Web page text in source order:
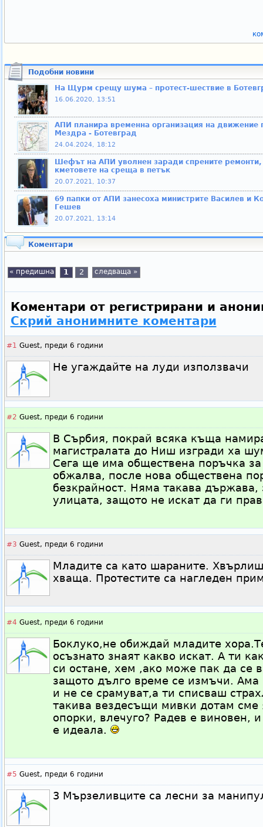
Подобни новини
На Щурм срещу шума – протест-шествие в
16.06.2020, 13:51
АПИ планира временна организация на движение
Мездра - Ботевград
24.04.2024, 18:12
Шефът на АПИ уволнен заради спрените
кметовете на среща в петък
20.07.2021, 10:37
69 папки от АПИ занесоха министрите Василев и
Гешев
20.07.2021, 13:14
Коментари
« предишна 1 2 следваща »
Коментари от регистрирани и
Скрий анонимните коментари
#1 Guest, преди 6 години
Не угаждайте на луди използвачи
#2 Guest, преди 6 години
В Сърбия, покрай всяка къща
магистралата до Ниш изгради ха
Сега ще има обществена поръчка
обжалва, после нова обществена
безкрайност. Няма такава държава,
улицата, защото не искат да ги
#3 Guest, преди 6 години
Младите са като шараните.
хваща. Протестите са нагледен
#4 Guest, преди 6 години
Боклуко,не обиждай младите
осъзнато знаят какво искат. А ти
си остане, хем ,ако може пак да се
защото дълго време се измъчи.
и не се срамуват,а ти списваш
такива вездесъщи мивки дотам
опорки, влечуго? Радев е виновен,
е идеала.
#5 Guest, преди 6 години
3 Мързеливците са лесни за